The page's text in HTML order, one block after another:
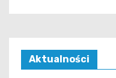
Aktualności